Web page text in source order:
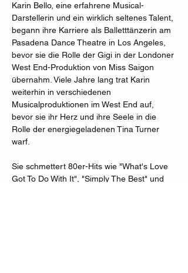
Karin Bello, eine erfahrene Musical-
Darstellerin und ein wirklich seltenes Talent,
begann ihre Karriere als Balletttänzerin am
Pasadena Dance Theatre in Los Angeles,
bevor sie die Rolle der Gigi in der Londoner
West End-Produktion von Miss Saigon
übernahm. Viele Jahre lang trat Karin
weiterhin in verschiedenen
Musicalproduktionen im West End auf,
bevor sie ihr Herz und ihre Seele in die
Rolle der energiegeladenen Tina Turner
warf.
Sie schmettert 80er-Hits wie "What's Love
Got To Do With It", "Simply The Best" und